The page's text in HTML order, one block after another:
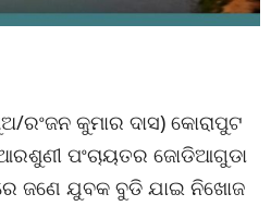
ରଂଜନ କୁମାର ଦାସ) କୋରାପୁଟ
ପଂଚାୟତର ଜୋଡିଆଗୁଡା
ଜଣେ ଯୁବକ ବୁଡି ଯାଇ ନିଖୋଜ